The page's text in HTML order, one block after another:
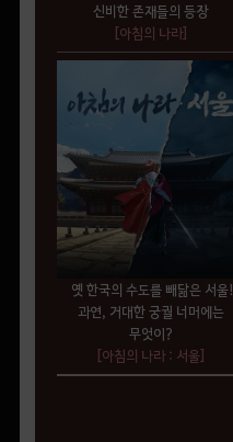
신비한 존재들의 등장
[아침의 나라]
옛 한국의 수도를 빼닮은 서울!
과연, 거대한 궁궐 너머에는
무엇이?
[아침의 나라 : 서울]